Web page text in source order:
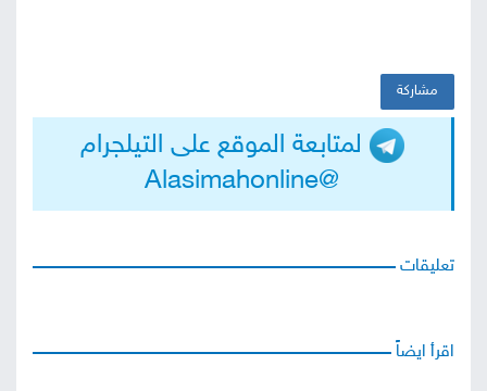
مشاركة
لمتابعة الموقع على التيلجرام
@Alasimahonline
تعليقات
اقرأ ايضاً